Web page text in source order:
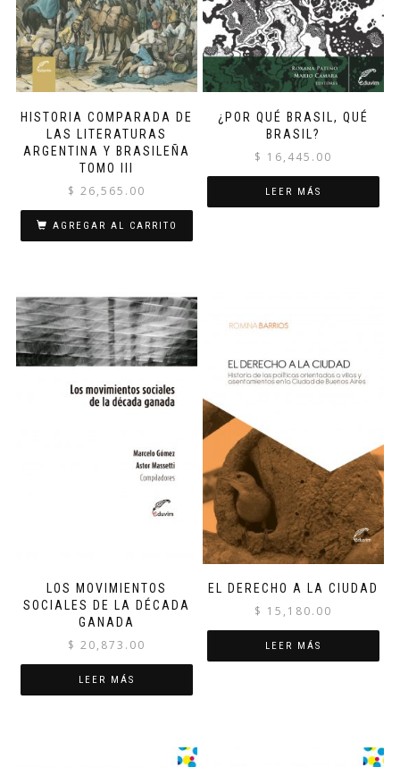
HISTORIA COMPARADA DE
LAS LITERATURAS
ARGENTINA Y BRASILEÑA
TOMO III
$ 26,565.00
AGREGAR AL CARRITO
¿POR QUÉ BRASIL, QUÉ
BRASIL?
$ 16,445.00
LEER MÁS
LOS MOVIMIENTOS
SOCIALES DE LA DÉCADA
GANADA
$ 20,873.00
LEER MÁS
EL DERECHO A LA CIUDAD
$ 15,180.00
LEER MÁS